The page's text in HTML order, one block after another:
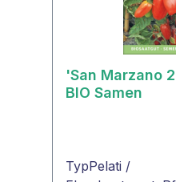
'San Marzano
BIO Samen
TypPelati /